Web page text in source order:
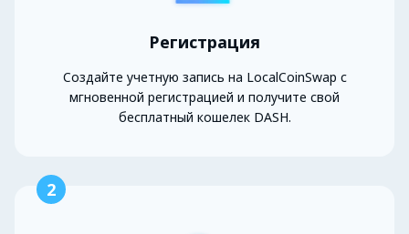
Регистрация
Создайте учетную запись на LocalCoinSwap с
мгновенной регистрацией и получите свой
бесплатный кошелек DASH.
2